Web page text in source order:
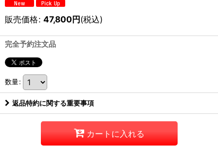
販売価格: 47,800円(税込)
完全予約注文品
数量:
返品特約に関する重要事項
カートに入れる